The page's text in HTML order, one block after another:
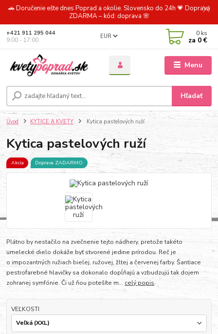
🚗 Doručenie ešte dnes Poprad a okolie. Slovensko do 24h 💗 Doprava
ZDARMA – kód: doprava 🌸
Menu
EUR
Hľadať
+421 911 295 044
9:00 - 17:00
0 ks
za 0 €
Úvod KYTICE A KVETY Kytica pastelových ruží
Kytica pastelových ruží
Akcia Doprava ZADARMO
Plátno by nestačilo na zvečnenie tejto nádhery, pretože takéto
umelecké dielo dokáže byť stvorené jedine prírodou. Reč je
o impozantných ružiach bielej, ružovej, žltej a červenej farby. Šantiace
pestrofarebné hlavičky sa dokonalo dopĺňajú a vzbudzujú tak dojem
zohranej symfónie. Či už ňou potešíte m... celý popis
VEĽKOSTI